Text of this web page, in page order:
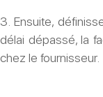
3. Ensuite,
délai dépassé, la
chez le fournisseur.